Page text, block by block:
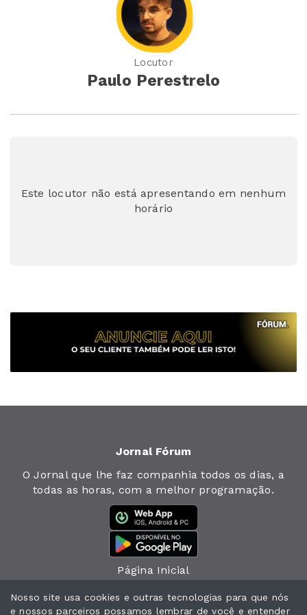
Locutor
Paulo Perestrelo
Este locutor não está apresentando em nenhum
horário
Jornal Fórum
O Jornal que lhe faz companhia todos os dias, a
todas as horas, com a melhor programação.
Página Inicial
Jornal
Nosso site usa cookies e outras tecnologias para que nós
e nossos parceiros possamos lembrar de você e entender